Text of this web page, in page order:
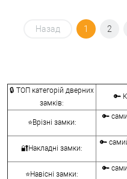
Назад 1 2
🔒 ТОП категорій дверних
замків:
🔑
⭐Врізні замки:
🔑
🔐Накладні замки:
🔑
⭐Навісні замки:
🔑